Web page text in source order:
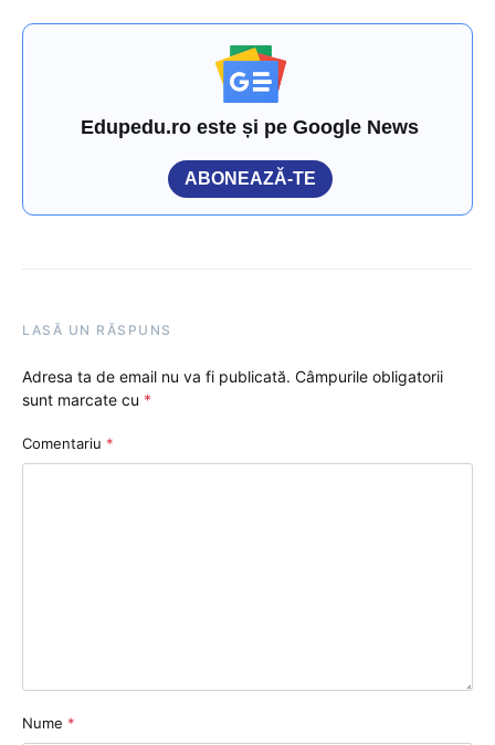
Edupedu.ro este și pe Google News
ABONEAZĂ-TE
LASĂ UN RĂSPUNS
Adresa ta de email nu va fi publicată. Câmpurile obligatorii
sunt marcate cu *
Comentariu *
Nume *